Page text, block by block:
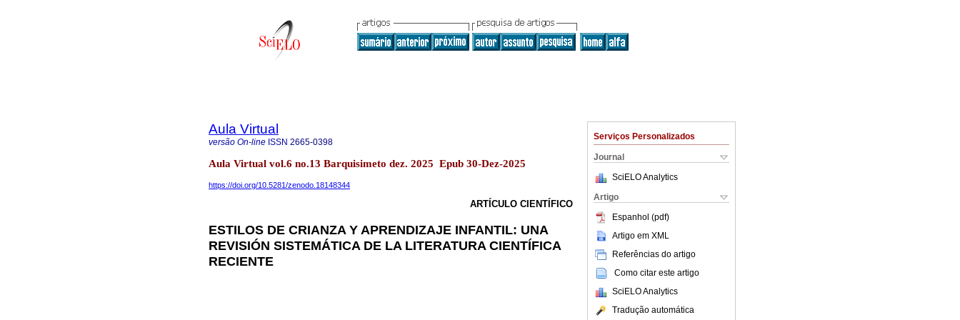
Serviços Personalizados
Journal
SciELO Analytics
Artigo
Espanhol (pdf)
Artigo em XML
Referências do artigo
Como citar este artigo
SciELO Analytics
Tradução automática
Aula Virtual
versão On-line ISSN 2665-0398
Aula Virtual vol.6 no.13 Barquisimeto dez. 2025 Epub 30-Dez-2025
https://doi.org/10.5281/zenodo.18148344
ARTÍCULO CIENTÍFICO
ESTILOS DE CRIANZA Y APRENDIZAJE INFANTIL: UNA
REVISIÓN SISTEMÁTICA DE LA LITERATURA CIENTÍFICA
RECIENTE